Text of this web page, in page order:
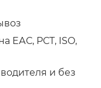
ЕАС, РСТ, ISO,
и без